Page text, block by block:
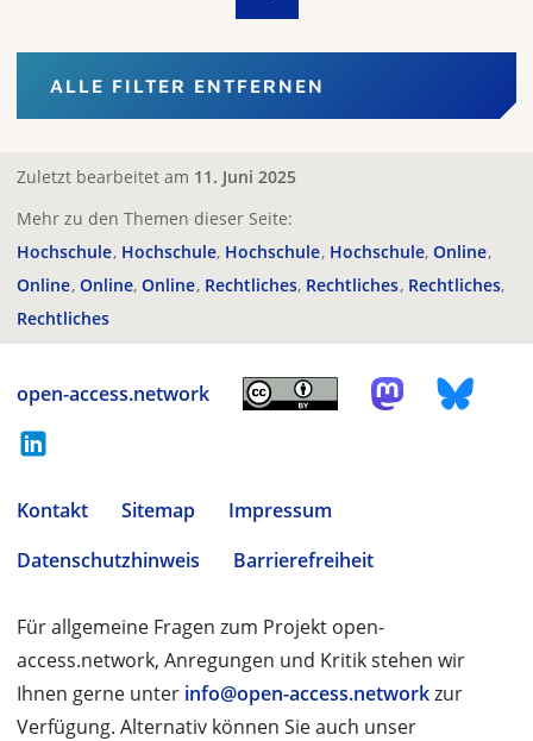
ALLE FILTER ENTFERNEN
Zuletzt bearbeitet am 11. Juni 2025
Mehr zu den Themen dieser Seite:
Hochschule Hochschule Hochschule Hochschule Online
Online Online Online Rechtliches Rechtliches Rechtliches
Rechtliches
open-access.network
Kontakt Sitemap
Impressum
Datenschutzhinweis
Barrierefreiheit
Für allgemeine Fragen zum Projekt open-
access.network, Anregungen und Kritik stehen wir
Ihnen gerne unter info@open-access.networkzur
Verfügung. Alternativ können Sie auch unser